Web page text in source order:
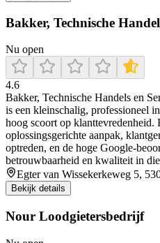
Bakker, Technische
Nu open
4.6
Bakker, Technische Handels en
is een kleinschalig, professioneel
hoog scoort op klanttevredenheid.
oplossingsgerichte aanpak,
optreden, en de hoge
betrouwbaarheid en kwaliteit in
Egter van Wissekerkeweg 5,
Bekijk details
Nour Loodgietersbedrijf